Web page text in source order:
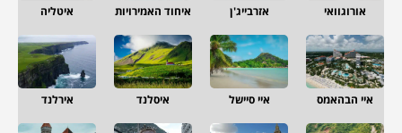
אורוגוואי אזרבייג'ן איחוד האמירויות איטליה
איי הבהאמס איי סיישל איסלנד אירלנד